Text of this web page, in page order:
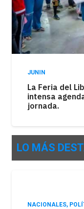
JUNIN
La Feria del
intensa
jornada.
LO MÁS
POLÍTICA